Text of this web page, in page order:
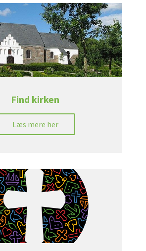
Find kirken
Læs mere her